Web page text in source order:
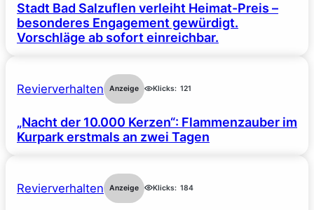
Stadt Bad Salzuflen verleiht Heimat-Preis –
besonderes Engagement gewürdigt.
Vorschläge ab sofort einreichbar.
Revierverhalten Anzeige Klicks: 121
„Nacht der 10.000 Kerzen“: Flammenzauber im
Kurpark erstmals an zwei Tagen
Revierverhalten Anzeige Klicks: 184